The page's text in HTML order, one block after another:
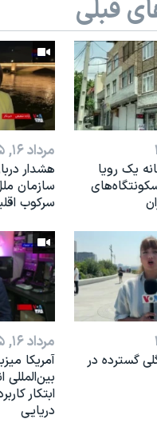
جایزه نوبل صلح
آمریکا «سی‌پک»
ترامپ به چین
قبلی
یک رویا
مرداد ۱۶, ۱۴۰۵
هشدار
سازمان
سرکوب
گسترده در
مرداد ۱۶, ۱۴۰۵
آمریکا
بین‌المللی
ابتکار
دریایی